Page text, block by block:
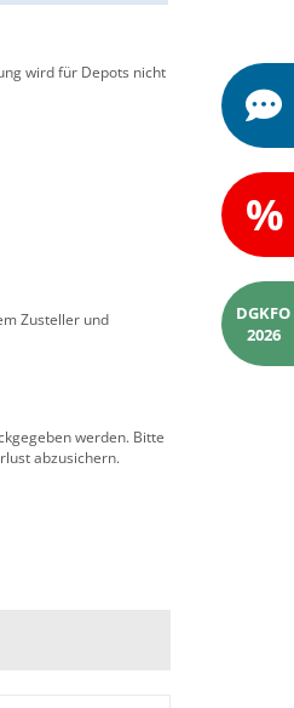
wird für Depots nicht
Zusteller und
werden. Bitte
abzusichern.
%
DGKFO
2026